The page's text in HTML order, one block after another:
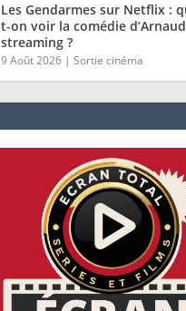
Les Gendarmes sur Netflix :
t-on voir la comédie
streaming ?
9 Août 2026 |Sortie cinéma